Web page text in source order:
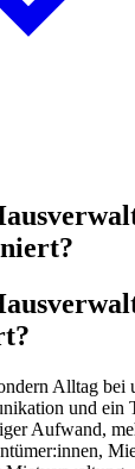
Alltag bei
und ein
Aufwand,